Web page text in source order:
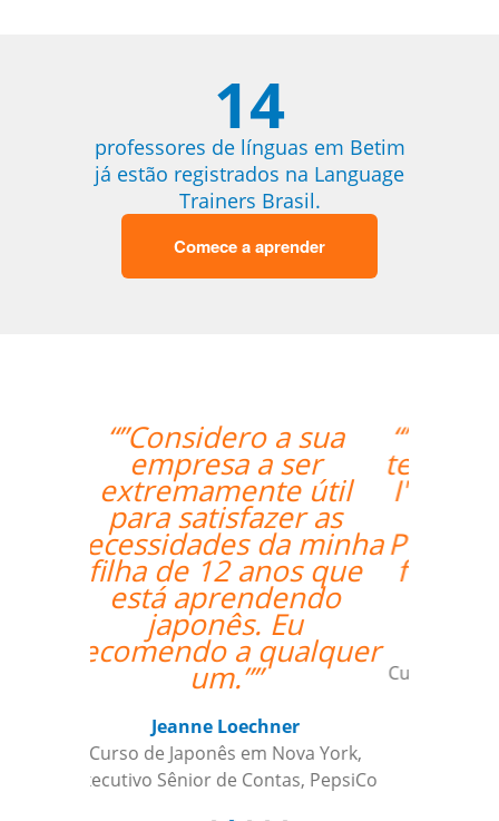
14
professores de línguas em Betim
já estão registrados na Language
Trainers Brasil.
Comece a aprender
“”I really enjoyed Ana's
teaching style and I feel
I've really grown in my
confidence with
Portuguese.I'm looking
forward to continuing
my lessons.””
Zack Maher
Curso de Português em Florianópolis